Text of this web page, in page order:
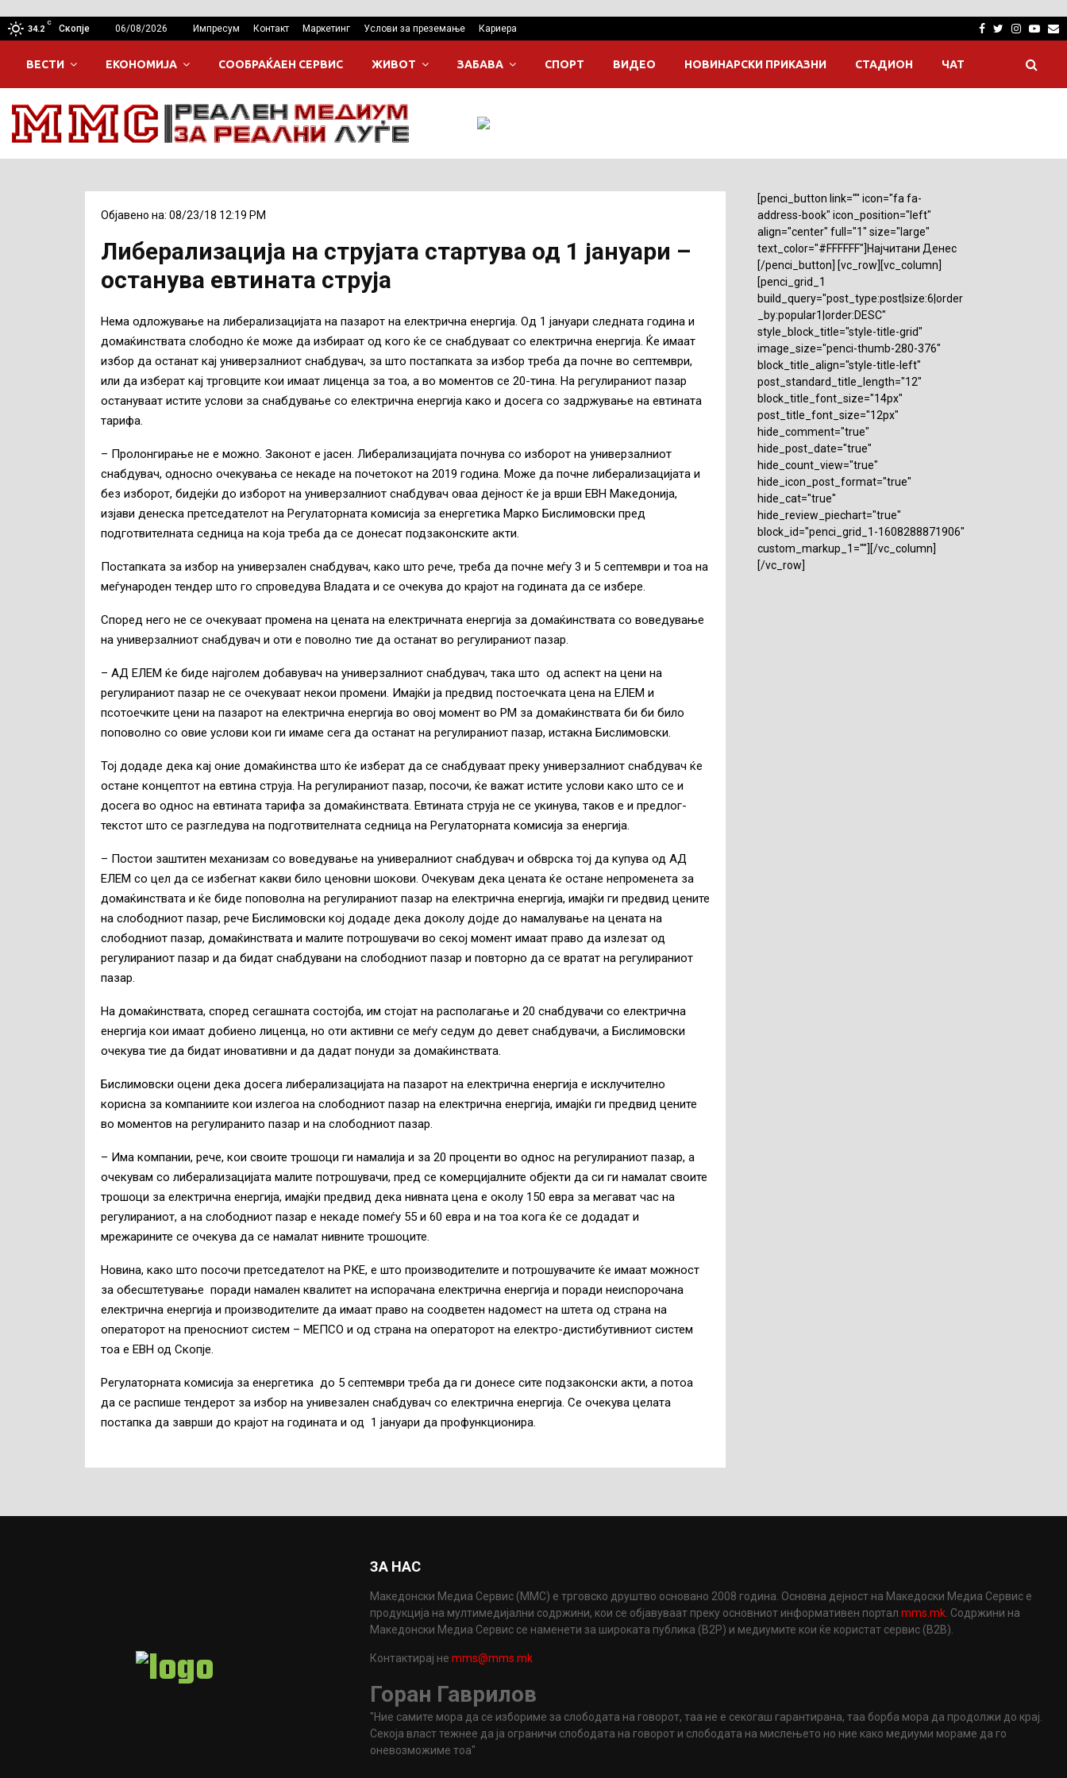
34.2
C
Скопје 06/08/2026 Импресум Контакт Маркетинг Услови за преземање Кариера Facebook
Twitter
ВЕСТИ ЕКОНОМИЈА СООБРАЌАЕН СЕРВИС ЖИВОТ ЗАБАВА СПОРТ ВИДЕО НОВИНАРСКИ ПРИКАЗНИ СТАДИОН ЧАТ
Објавено на: 08/23/18 12:19 PM
Либерализација на струјата стартува од 1 јануари –
останува евтината струја
Нема одложување на либерализацијата на пазарот на електрична енергија. Од 1 јануари следната година и
домаќинствата слободно ќе може да избираат од кого ќе се снабдуваат со електрична енергија. Ќе имаат
избор да останат кај универзалниот снабдувач, за што постапката за избор треба да почне во септември,
или да изберат кај трговците кои имаат лиценца за тоа, а во моментов се 20-тина. На регулираниот пазар
остануваат истите услови за снабдување со електрична енергија како и досега со задржување на евтината
тарифа.
– Пролонгирање не е можно. Законот е јасен. Либерализацијата почнува со изборот на универзалниот
снабдувач, односно очекувања се некаде на почетокот на 2019 година. Може да почне либерализацијата и
без изборот, бидејќи до изборот на универзалниот снабдувач оваа дејност ќе ја врши ЕВН Македонија,
изјави денеска претседателот на Регулаторната комисија за енергетика Марко Бислимовски пред
подготвителната седница на која треба да се донесат подзаконските акти.
Постапката за избор на универзален снабдувач, како што рече, треба да почне меѓу 3 и 5 септември и тоа на
меѓународен тендер што го спроведува Владата и се очекува до крајот на годината да се избере.
Според него не се очекуваат промена на цената на електричната енергија за домаќинствата со воведување
на универзалниот снабдувач и оти е поволно тие да останат во регулираниот пазар.
– АД ЕЛЕМ ќе биде најголем добавувач на универзалниот снабдувач, така што од аспект на цени на
регулираниот пазар не се очекуваат некои промени. Имајќи ја предвид постоечката цена на ЕЛЕМ и
псотоечките цени на пазарот на електрична енергија во овој момент во РМ за домаќинствата би би било
поповолно со овие услови кои ги имаме сега да останат на регулираниот пазар, истакна Бислимовски.
Тој додаде дека кај оние домаќинства што ќе изберат да се снабдуваат преку универзалниот снабдувач ќе
остане концептот на евтина струја. На регулираниот пазар, посочи, ќе важат истите услови како што се и
досега во однос на евтината тарифа за домаќинствата. Евтината струја не се укинува, таков е и предлог-
текстот што се разгледува на подготвителната седница на Регулаторната комисија за енергија.
– Постои заштитен механизам со воведување на универалниот снабдувач и обврска тој да купува од АД
ЕЛЕМ со цел да се избегнат какви било ценовни шокови. Очекувам дека цената ќе остане непроменета за
домаќинствата и ќе биде поповолна на регулираниот пазар на електрична енергија, имајќи ги предвид цените
на слободниот пазар, рече Бислимовски кој додаде дека доколу дојде до намалување на цената на
слободниот пазар, домаќинствата и малите потрошувачи во секој момент имаат право да излезат од
регулираниот пазар и да бидат снабдувани на слободниот пазар и повторно да се вратат на регулираниот
пазар.
На домаќинствата, според сегашната состојба, им стојат на располагање и 20 снабдувачи со електрична
енергија кои имаат добиено лиценца, но оти активни се меѓу седум до девет снабдувачи, а Бислимовски
очекува тие да бидат иновативни и да дадат понуди за домаќинствата.
Бислимовски оцени дека досега либерализацијата на пазарот на електрична енергија е исклучително
корисна за компаниите кои излегоа на слободниот пазар на електрична енергија, имајќи ги предвид цените
во моментов на регулиранито пазар и на слободниот пазар.
– Има компании, рече, кои своите трошоци ги намалија и за 20 проценти во однос на регулираниот пазар, а
очекувам со либерализацијата малите потрошувачи, пред се комерцијалните објекти да си ги намалат своите
трошоци за електрична енергија, имајќи предвид дека нивната цена е околу 150 евра за мегават час на
регулираниот, а на слободниот пазар е некаде помеѓу 55 и 60 евра и на тоа кога ќе се додадат и
мрежарините се очекува да се намалат нивните трошоците.
Новина, како што посочи претседателот на РКЕ, е што производителите и потрошувачите ќе имаат можност
за обесштетување поради намален квалитет на испорачана електрична енергија и поради неиспорочана
електрична енергија и производителите да имаат право на соодветен надомест на штета од страна на
операторот на преносниот систем – МЕПСО и од страна на операторот на електро-дистибутивниот систем
тоа е ЕВН од Скопје.
Регулаторната комисија за енергетика до 5 септември треба да ги донесе сите подзаконски акти, а потоа
да се распише тендерот за избор на унивезален снабдувач со електрична енергија. Се очекува целата
постапка да заврши до крајот на годината и од 1 јануари да профункционира.
[penci_button link="" icon="fa fa-
address-book" icon_position="left"
align="center" full="1" size="large"
text_color="#FFFFFF"]Најчитани Денес
[/penci_button] [vc_row][vc_column]
[penci_grid_1
build_query="post_type:post|size:6|order
_by:popular1|order:DESC"
style_block_title="style-title-grid"
image_size="penci-thumb-280-376"
block_title_align="style-title-left"
post_standard_title_length="12"
block_title_font_size="14px"
post_title_font_size="12px"
hide_comment="true"
hide_post_date="true"
hide_count_view="true"
hide_icon_post_format="true"
hide_cat="true"
hide_review_piechart="true"
block_id="penci_grid_1-1608288871906"
custom_markup_1=""][/vc_column]
[/vc_row]
ЗА НАС
Македонски Медиа Сервис (ММС) е трговско друштво основано 2008 година. Основна дејност на Македоски Медиа Сервис е
продукција на мултимедијални содржини, кои се објавуваат преку основниот информативен порталmms.mk. Содржини на
Македонски Медиа Сервис се наменети за широката публика (B2P) и медиумите кои ќе користат сервис (B2B).
Контактирај неmms@mms.mk
Горан Гаврилов
"Ние самите мора да се избориме за слободата на говорот, таа не е секогаш гарантирана, таа борба мора да продолжи до крај.
Секоја власт тежнее да ја ограничи слободата на говорот и слободата на мислењето но ние како медиуми мораме да го
оневозможиме тоа"